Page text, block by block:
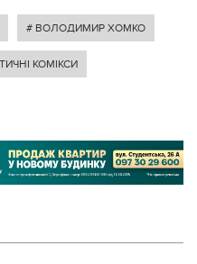
# ВОЛОДИМИР ХОМКО
КОМІКСИ